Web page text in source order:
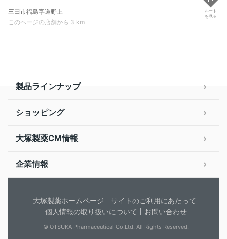
三田市福島字道野上
このページの店舗から 3 km
ルート
を見る
製品ラインナップ
ショッピング
大塚製薬CM情報
企業情報
大塚製薬ホームページ
サイトのご利用にあたって
個人情報の取り扱いについて
お問い合わせ
© OTSUKA Pharmaceutical Co.Ltd. All Rights Reserved.